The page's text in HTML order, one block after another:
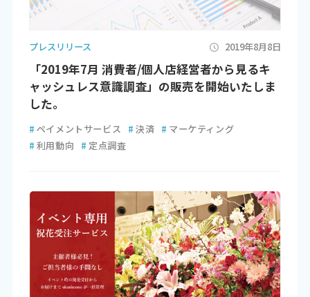
プレスリリース 2019年8月8日
「2019年7月 消費者/個人店経営者から見るキ
ャッシュレス意識調査」の販売を開始いたしま
した。
# ペイメントサービス # 決済 # マーケティング
# 利用動向 # 定点調査